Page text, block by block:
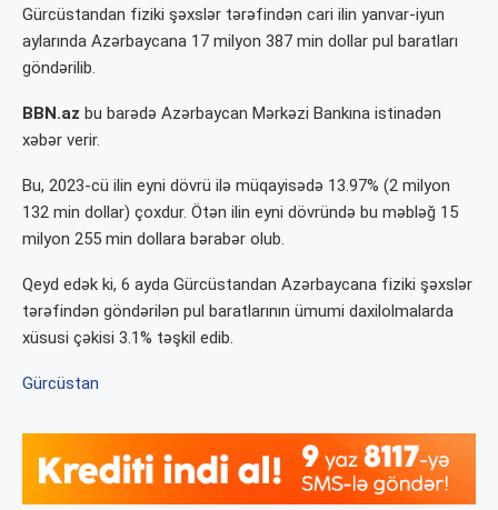
Gürcüstandan fiziki şəxslər tərəfindən cari ilin yanvar-iyun
aylarında Azərbaycana 17 milyon 387 min dollar pul baratları
göndərilib.
BBN.az bu barədə Azərbaycan Mərkəzi Bankına istinadən
xəbər verir.
Bu, 2023-cü ilin eyni dövrü ilə müqayisədə 13.97% (2 milyon
132 min dollar) çoxdur. Ötən ilin eyni dövründə bu məbləğ 15
milyon 255 min dollara bərabər olub.
Qeyd edək ki, 6 ayda Gürcüstandan Azərbaycana fiziki şəxslər
tərəfindən göndərilən pul baratlarının ümumi daxilolmalarda
xüsusi çəkisi 3.1% təşkil edib.
Gürcüstan